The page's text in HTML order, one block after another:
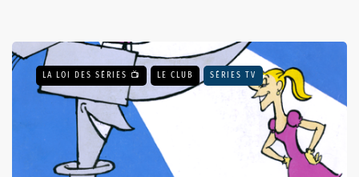
LA LOI DES SÉRIES 📺 LE CLUB SÉRIES TV